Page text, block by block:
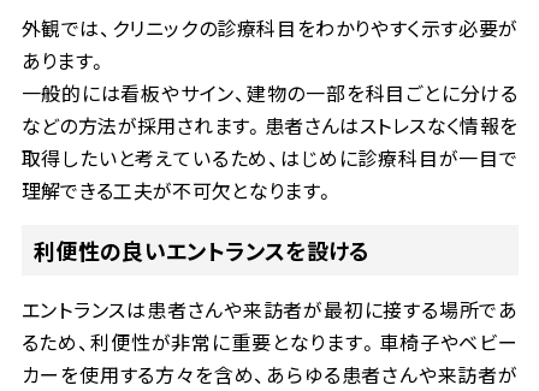
外観では、クリニックの診療科目をわかりやすく示す必要が
あります。
一般的には看板やサイン、建物の一部を科目ごとに分ける
などの方法が採用されます。患者さんはストレスなく情報を
取得したいと考えているため、はじめに診療科目が一目で
理解できる工夫が不可欠となります。
利便性の良いエントランスを設ける
エントランスは患者さんや来訪者が最初に接する場所であ
るため、利便性が非常に重要となります。車椅子やベビー
カーを使用する方々を含め、あらゆる患者さんや来訪者が